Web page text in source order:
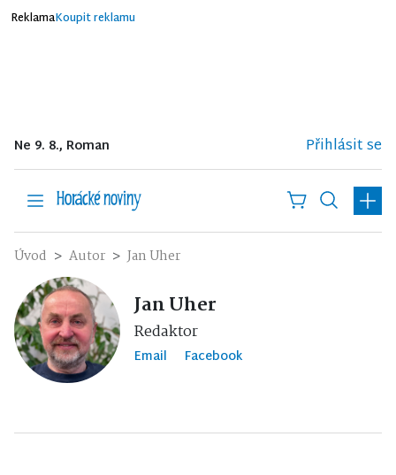
ReklamaKoupit reklamu
Ne 9. 8., Roman Přihlásit se
Úvod Autor Jan Uher
Jan Uher
Redaktor
Email Facebook